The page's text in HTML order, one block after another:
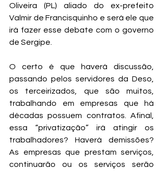
Oliveira (PL) aliado do ex-prefeito
Valmir de Francisquinho e será ele que
irá fazer esse debate com o governo
de Sergipe.
O certo é que haverá discussão,
passando pelos servidores da Deso,
os terceirizados, que são muitos,
trabalhando em empresas que há
décadas possuem contratos. Afinal,
essa “privatização” irá atingir os
trabalhadores? Haverá demissões?
As empresas que prestam serviços,
continuarão ou os serviços serão